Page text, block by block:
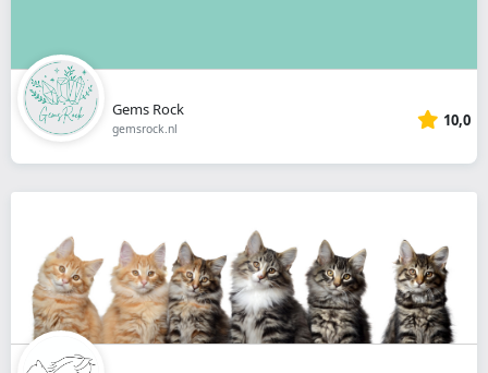
Gems Rock
gemsrock.nl 10,0